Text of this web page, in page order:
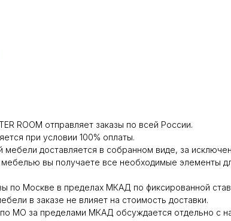
ROOM отправляет заказы по всей России.
при условии 100% оплаты.
мебели доставляется в собранном виде, за
мебелью вы получаете все необходимые элементы
по Москве в пределах МКАД по фиксированной
в заказе не влияет на стоимость доставки.
МО за пределами МКАД обсуждается отдельно с